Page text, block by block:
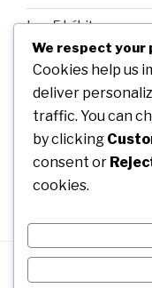
Los 5 hábitos para
exitosos.
RECENT
ManuelManuel
We respect your
Cookies help us
deliver
traffic. You can
by clicking
consent or
cookies.